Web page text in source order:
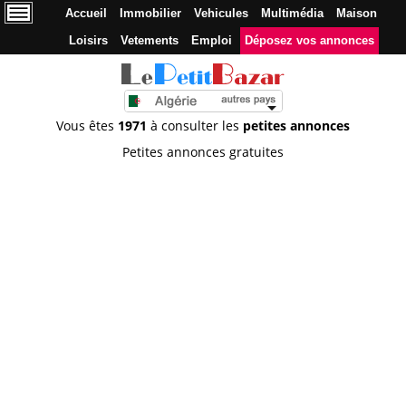
Accueil Immobilier Vehicules Multimédia
Maison
Loisirs
Vetements Emploi Déposez vos annonces
Vous êtes 1971 à consulter les petites annonces
Petites annonces gratuites